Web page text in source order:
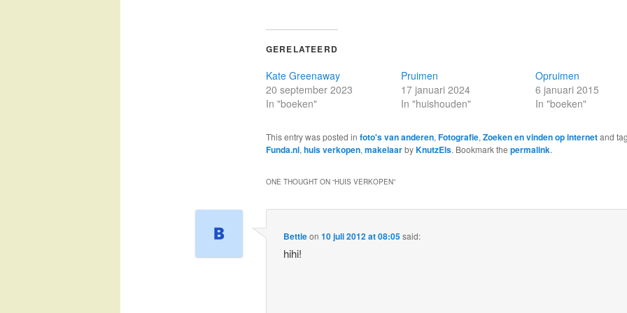
GERELATEERD
Kate Greenaway
20 september 2023
In "boeken"
Pruimen
17 januari 2024
In "huishouden"
Opruimen
6 januari 2015
In "boeken"
This entry was posted in foto's van anderen, Fotografie, Zoeken en vinden op internetand
Funda.nl, huis verkopen, makelaarbyKnutzEls. Bookmark the permalink.
ONE THOUGHT ON “HUIS VERKOPEN”
Bettieon10 juli 2012 at 08:05said:
hihi!